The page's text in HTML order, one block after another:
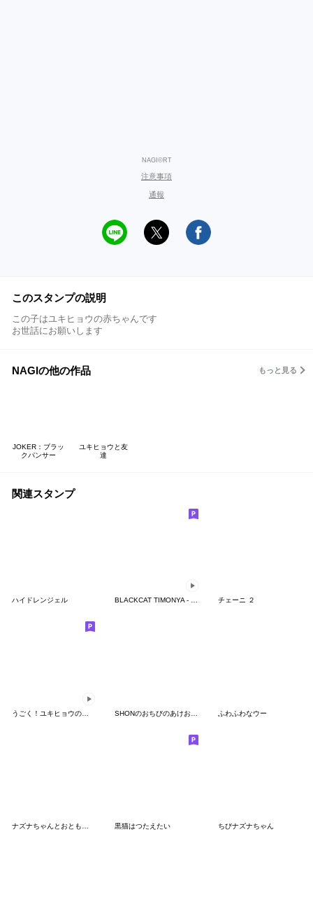
NAGI©RT
注意事項
通報
このスタンプの説明
この子はユキヒョウの赤ちゃんです
お世話にお願いします
NAGIの他の作品 もっと見る
JOKER：ブラッ
クパンサー
ユキヒョウと友
達
関連スタンプ
ハイドレンジェル BLACKCAT TIMONYA - Spoiled Mode チェーニ ２
ふわふわなウー
黒猫はつたえたい ちびナズナちゃん